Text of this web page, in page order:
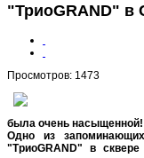
"ТриоGRAND" в
Просмотров: 1473
была очень насыщенной!
Одно из
"ТриоGRAND" в